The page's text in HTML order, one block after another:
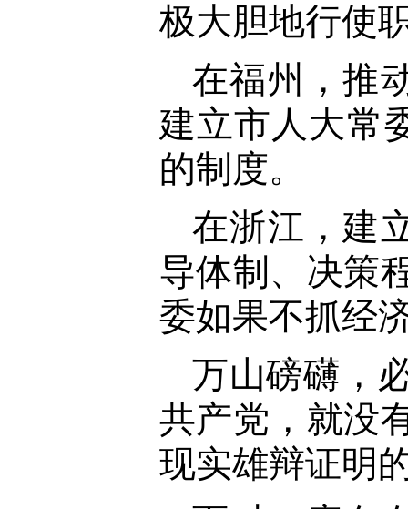
极大胆地行使
在福州，推
建立市人大常
的制度。
在浙江，建
导体制、决策
委如果不抓经
万山磅礴，
共产党，就没
现实雄辩证明